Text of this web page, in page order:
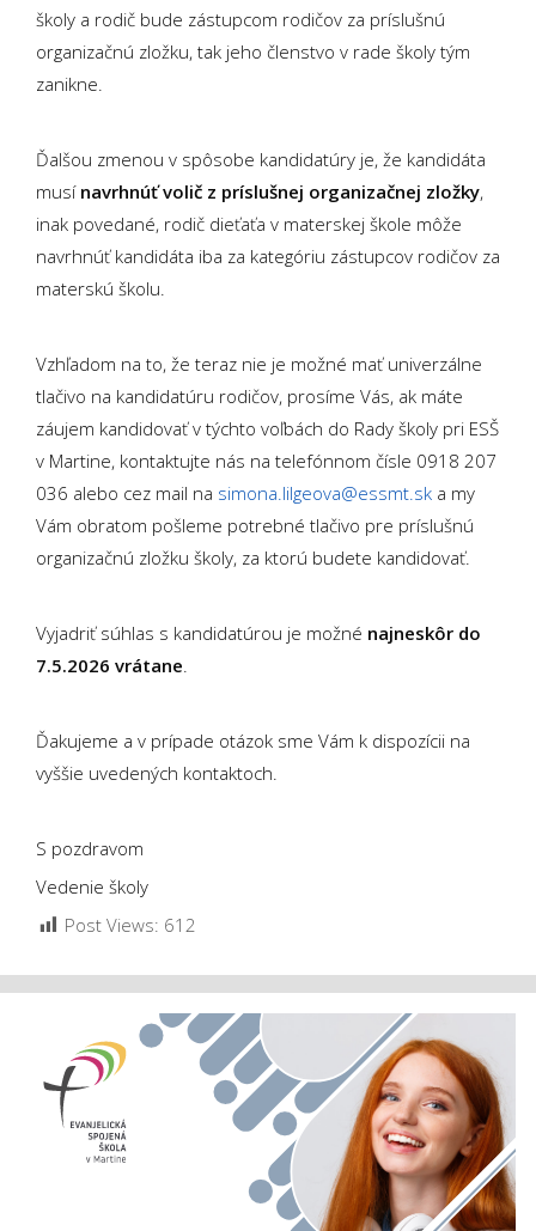
školy a rodič bude zástupcom rodičov za príslušnú
organizačnú zložku, tak jeho členstvo v rade školy tým
zanikne.
Ďalšou zmenou v spôsobe kandidatúry je, že kandidáta
musí navrhnúť volič z príslušnej organizačnej zložky,
inak povedané, rodič dieťaťa v materskej škole môže
navrhnúť kandidáta iba za kategóriu zástupcov rodičov za
materskú školu.
Vzhľadom na to, že teraz nie je možné mať univerzálne
tlačivo na kandidatúru rodičov, prosíme Vás, ak máte
záujem kandidovať v týchto voľbách do Rady školy pri ESŠ
v Martine, kontaktujte nás na telefónnom čísle 0918 207
036 alebo cez mail na simona.lilgeova@essmt.sk a my
Vám obratom pošleme potrebné tlačivo pre príslušnú
organizačnú zložku školy, za ktorú budete kandidovať.
Vyjadriť súhlas s kandidatúrou je možné najneskôr do
7.5.2026 vrátane.
Ďakujeme a v prípade otázok sme Vám k dispozícii na
vyššie uvedených kontaktoch.
S pozdravom
Vedenie školy
Post Views: 612